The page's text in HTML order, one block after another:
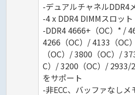
-デュアルチャネルDDR4
-4 x DDR4 DIMMスロット
-DDR4 4666+（OC）* /
4266（OC）/ 4133（OC
（OC）/ 3800（OC）/
C）/ 3200（OC）/
をサポート
-非ECC、バッファなしメ